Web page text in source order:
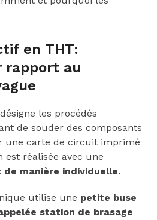
en THT:
rapport au
désigne les procédés
de souder des composants
une carte de circuit imprimé
est réalisée avec une
manière individuelle.
utilise une petite buse
station de brasage